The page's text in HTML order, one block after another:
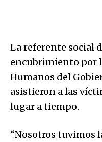
La referente social
encubrimiento por
Humanos del
asistieron a las
lugar a tiempo.
“Nosotros tuvimos